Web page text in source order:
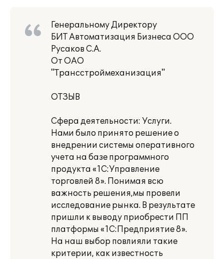
Генеральному Директору
БИТ Автоматизация Бизнеса ООО
Русаков С.А.
От ОАО
"Трансстроймеханизация"
ОТЗЫВ
Сфера деятельности: Услуги.
Нами было принято решение о
внедрении системы оперативного
учета на базе программного
продукта «1С:Управление
торговлей 8». Понимая всю
важность решения,мы провели
исследование рынка. В результате
пришли к выводу приобрести ПП
платформы «1С:Предприятие 8».
На наш выбор повлияли такие
критерии, как известность